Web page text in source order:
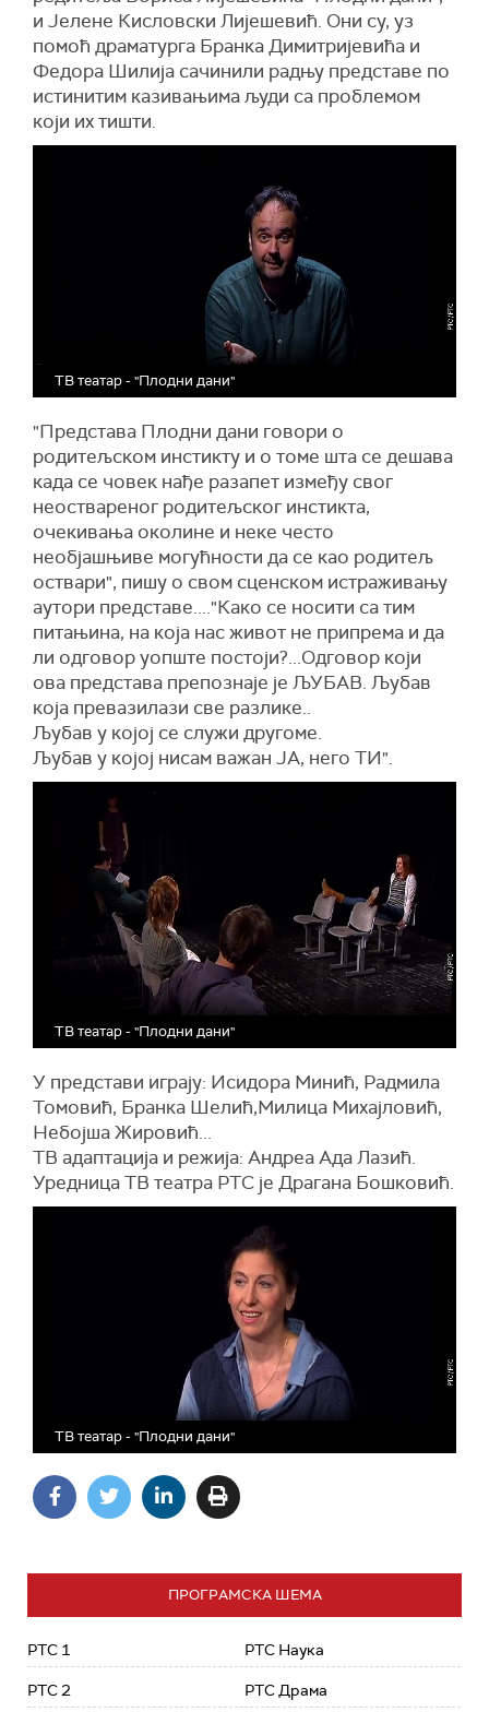
и Јелене Кисловски Лијешевић. Они су, уз
помоћ драматурга Бранка Димитријевића и
Федора Шилија сачинили радњу представе по
истинитим казивањима људи са проблемом
који их тишти.
ТВ театар - "Плодни дани"
"Представа Плодни дани говори о
родитељском инстикту и о томе шта се дешава
када се човек нађе разапет између свог
неоствареног родитељског инстикта,
очекивања околине и неке често
необјашњиве могућности да се као родитељ
оствари", пишу о свом сценском истраживању
аутори представе...."Како се носити са тим
питањина, на која нас живот не припрема и да
ли одговор уопште постоји?...Одговор који
ова представа препознаје је ЉУБАВ. Љубав
која превазилази све разлике..
Љубав у којој се служи другоме.
Љубав у којој нисам важан ЈА, него ТИ".
ТВ театар - "Плодни дани"
У представи играју: Исидора Минић, Радмила
Томовић, Бранка Шелић,Милица Михајловић,
Небојша Жировић...
ТВ адаптација и режија: Андреа Ада Лазић.
Уредница ТВ театра РТС је Драгана Бошковић.
ТВ театар - "Плодни дани"
ПРОГРАМСКА ШЕМА
РТС 1
РТС 2
РТС Наука
РТС Драма